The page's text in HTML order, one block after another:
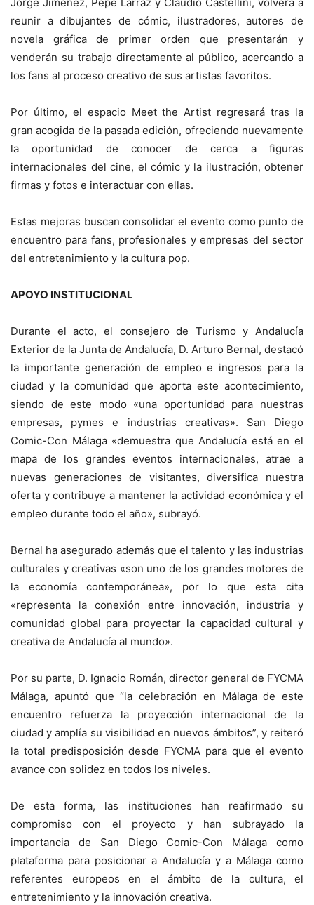
reunir a dibujantes de cómic, ilustradores, autores de
novela gráfica de primer orden que presentarán y
venderán su trabajo directamente al público, acercando a
los fans al proceso creativo de sus artistas favoritos.
Por último, el espacio Meet the Artist regresará tras la
gran acogida de la pasada edición, ofreciendo nuevamente
la oportunidad de conocer de cerca a figuras
internacionales del cine, el cómic y la ilustración, obtener
firmas y fotos e interactuar con ellas.
Estas mejoras buscan consolidar el evento como punto de
encuentro para fans, profesionales y empresas del sector
del entretenimiento y la cultura pop.
APOYO INSTITUCIONAL
Durante el acto, el consejero de Turismo y Andalucía
Exterior de la Junta de Andalucía, D. Arturo Bernal, destacó
la importante generación de empleo e ingresos para la
ciudad y la comunidad que aporta este acontecimiento,
siendo de este modo «una oportunidad para nuestras
empresas, pymes e industrias creativas». San Diego
Comic-Con Málaga «demuestra que Andalucía está en el
mapa de los grandes eventos internacionales, atrae a
nuevas generaciones de visitantes, diversifica nuestra
oferta y contribuye a mantener la actividad económica y el
empleo durante todo el año», subrayó.
Bernal ha asegurado además que el talento y las industrias
culturales y creativas «son uno de los grandes motores de
la economía contemporánea», por lo que esta cita
«representa la conexión entre innovación, industria y
comunidad global para proyectar la capacidad cultural y
creativa de Andalucía al mundo».
Por su parte, D. Ignacio Román, director general de FYCMA
Málaga, apuntó que “la celebración en Málaga de este
encuentro refuerza la proyección internacional de la
ciudad y amplía su visibilidad en nuevos ámbitos”, y reiteró
la total predisposición desde FYCMA para que el evento
avance con solidez en todos los niveles.
De esta forma, las instituciones han reafirmado su
compromiso con el proyecto y han subrayado la
importancia de San Diego Comic-Con Málaga como
plataforma para posicionar a Andalucía y a Málaga como
referentes europeos en el ámbito de la cultura, el
entretenimiento y la innovación creativa.